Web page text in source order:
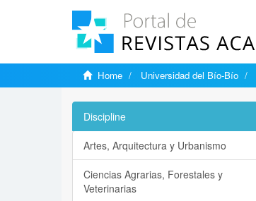
Home Universidad del Bío-Bío
Discipline
Artes, Arquitectura y Urbanismo
Ciencias Agrarias, Forestales y
Veterinarias